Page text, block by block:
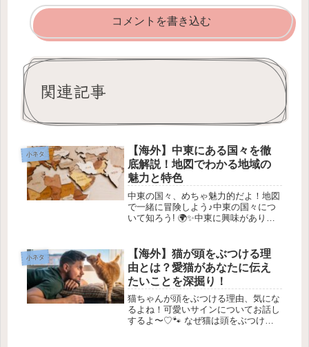
コメントを書き込む
関連記事
小ネタ
【海外】中東にある国々を徹
底解説！地図でわかる地域の
魅力と特色
中東の国々、めちゃ魅力的だよ！地図
で一緒に冒険しよう♪中東の国々につ
いて知ろう! 🌍✨中東に興味がありま
いるのか、そしてその地域の歴史や文
化についてお話しします。ぜひ一緒...
小ネタ
【海外】猫が頭をぶつける理
由とは？愛猫があなたに伝え
たいことを深掘り！
猫ちゃんが頭をぶつける理由、気にな
るよね！可愛いサインについてお話し
するよ〜♡🐾 なぜ猫は頭をぶつけて